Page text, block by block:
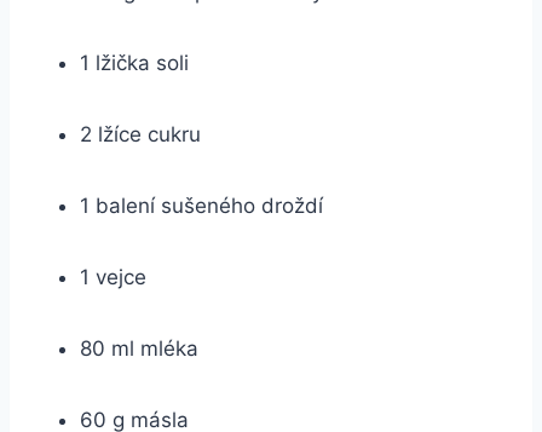
1 lžička soli
2 lžíce cukru
1 ⁤balení ‍sušeného droždí
1 vejce
80 ml mléka
60 g másla